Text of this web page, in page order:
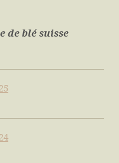
de blé suisse